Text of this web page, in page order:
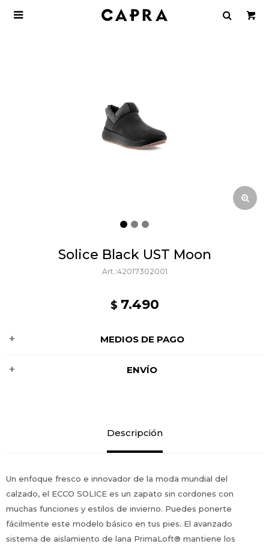

Solice Black UST Moon
42017302001
$ 7.490
MEDIOS DE PAGO
ENVÍO
Descripción
Un enfoque fresco e innovador de la moda mundial del
calzado, el ECCO SOLICE es un zapato sin cordones con
muchas funciones y estilos de invierno. Puedes ponerte
fácilmente este modelo básico en tus pies. El avanzado
sistema de aislamiento de lana PrimaLoft® mantiene los